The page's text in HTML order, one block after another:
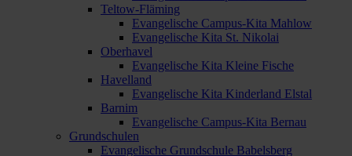
Teltow-Fläming
Evangelische Campus-Kita Mahlow
Evangelische Kita St. Nikolai
Oberhavel
Evangelische Kita Kleine Fische
Havelland
Evangelische Kita Kinderland Elstal
Barnim
Evangelische Campus-Kita Bernau
Grundschulen
Evangelische Grundschule Babelsberg